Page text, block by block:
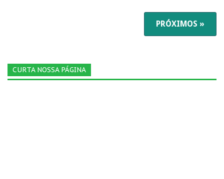
PRÓXIMOS »
CURTA NOSSA PÁGINA